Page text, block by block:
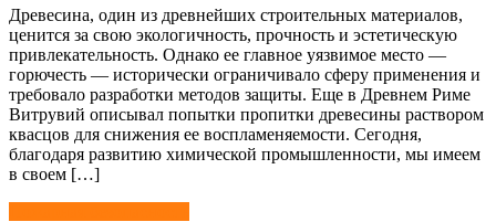
Древесина, один из древнейших строительных материалов,
ценится за свою экологичность, прочность и эстетическую
привлекательность. Однако ее главное уязвимое место —
горючесть — исторически ограничивало сферу применения и
требовало разработки методов защиты. Еще в Древнем Риме
Витрувий описывал попытки пропитки древесины раствором
квасцов для снижения ее воспламеняемости. Сегодня,
благодаря развитию химической промышленности, мы имеем
в своем […]